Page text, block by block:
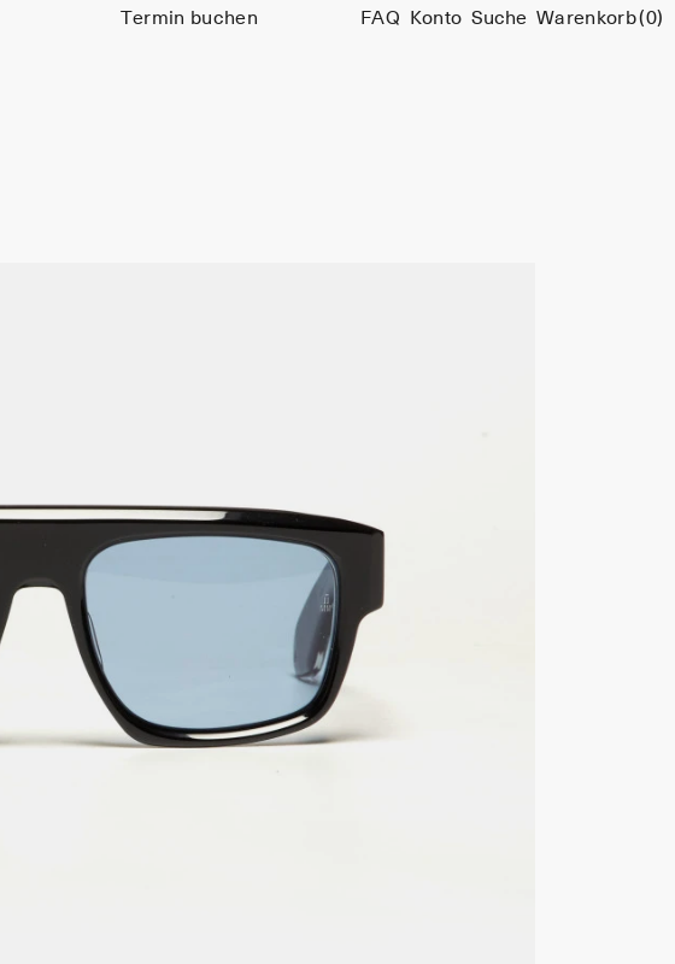
Termin buchen FAQ Konto Suche Warenkorb(0)